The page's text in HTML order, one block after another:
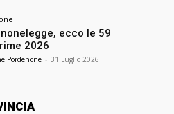
ecco le 59
2026
Pordenone - 31 Luglio 2026